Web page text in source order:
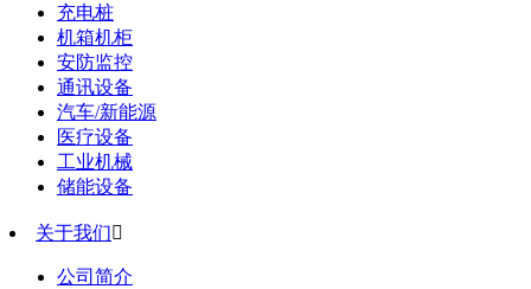
充电桩
机箱机柜
安防监控
通讯设备
汽车/新能源
医疗设备
工业机械
储能设备
关于我们
公司简介